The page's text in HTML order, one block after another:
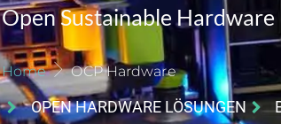
Open Sustainable Hardware
Home OCP Hardware
OPEN HARDWARE LÖSUNGEN